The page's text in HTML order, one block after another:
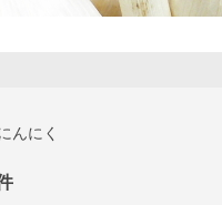
んにく